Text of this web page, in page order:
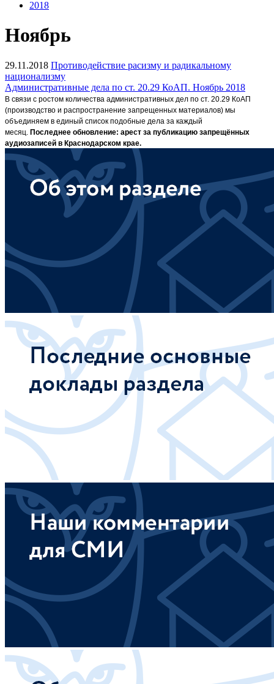
2018
Ноябрь
29.11.2018 Противодействие расизму и радикальному
национализму
Административные дела по ст. 20.29 КоАП. Ноябрь 2018
В связи с ростом количества административных дел по ст. 20.29 КоАП
(производство и распространение запрещенных материалов) мы
объединяем в единый список подобные дела за каждый
месяц. Последнее обновление: арест за публикацию запрещённых
аудиозаписей в Краснодарском крае.